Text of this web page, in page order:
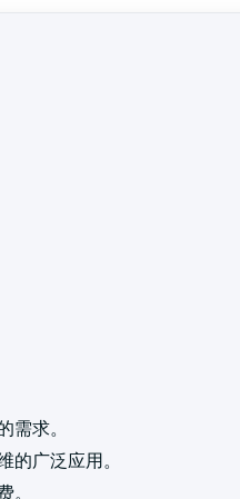
求。
广泛应用。